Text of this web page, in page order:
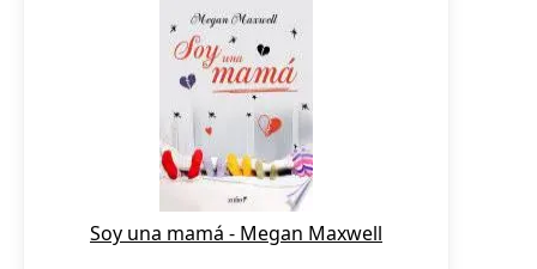
Soy una mamá - Megan Maxwell